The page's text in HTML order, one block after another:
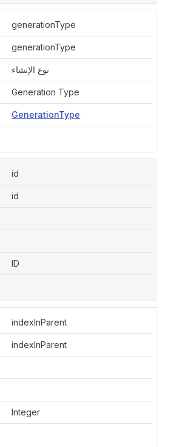
generationType
generationType
نوع الإنشاء
Generation Type
GenerationType
id
id
ID
indexInParent
indexInParent
Integer